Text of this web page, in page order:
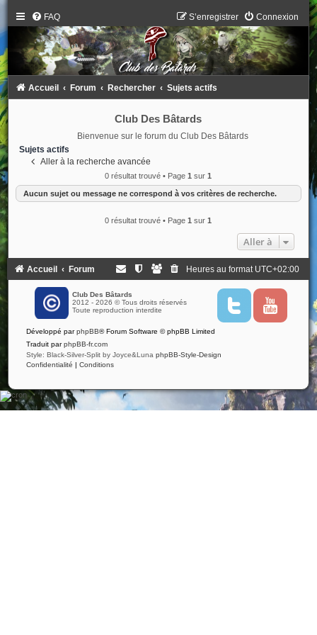
FAQ Connexion
S’enregistrer
Accueil Forum Rechercher Sujets actifs
Club Des Bâtards
Bienvenue sur le forum du Club Des Bâtards
Sujets actifs
Aller à la recherche avancée
0 résultat trouvé • Page1 sur1
Aucun sujet ou message ne correspond à vos critères de recherche.
0 résultat trouvé • Page1 sur1
Aller à
Accueil Forum Heures au format UTC+02:00
Club Des Bâtards
2012 - 2026 © Tous droits réservés
Toute reproduction interdite
T
i
Y
u
Développé parphpBB® Forum Software © phpBB Limited
Traduit parphpBB-fr.com
Style: Black-Silver-Split by Joyce&Luna phpBB-Style-Design
Confidentialité | Conditions